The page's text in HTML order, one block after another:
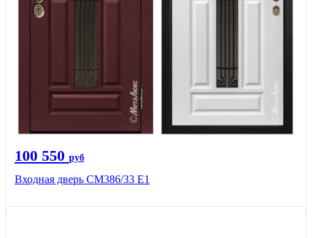
100 550 руб
Входная дверь СМ386/33 Е1